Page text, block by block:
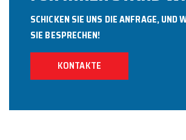
SCHICKEN SIE UNS DIE ANFRAGE, UND
SIE BESPRECHEN!
KONTAKTE